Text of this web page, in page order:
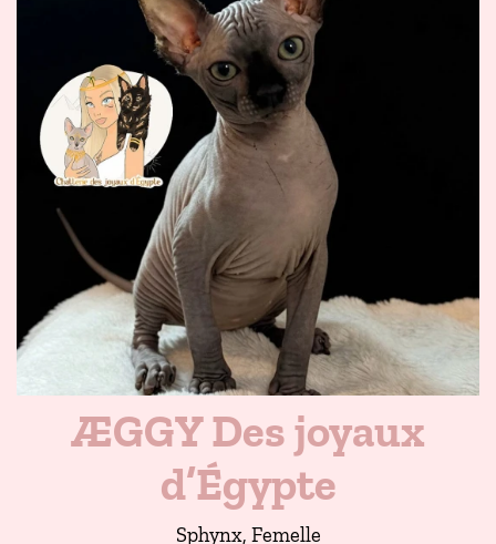
ÆGGY Des joyaux
d’Égypte
Sphynx, Femelle